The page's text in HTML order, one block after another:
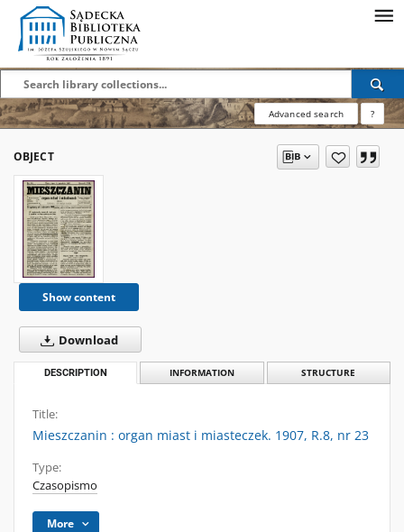
Advanced search ?
OBJECT
Show content
Download
DESCRIPTION INFORMATION STRUCTURE
Title:
Mieszczanin : organ miast i miasteczek. 1907, R.8, nr 23
Type:
Czasopismo
More